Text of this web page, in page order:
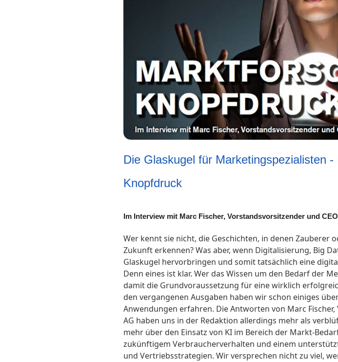
Die Glaskugel für Marketingspezialisten
Knopfdruck
Im Interview mit Marc Fischer, Vorstandsvorsitzender und
Wer kennt sie nicht, die Geschichten, in denen Zauberer
Zukunft erkennen? Was aber, wenn Digitalisierung, Big
Glaskugel hervorbringen und somit tatsächlich eine
Denn eines ist klar. Wer das Wissen um den Bedarf der
damit die Grundvoraussetzung für eine wirklich
den vergangenen Ausgaben haben wir schon einiges
Anwendungen erfahren. Die Antworten von Marc
AG haben uns in der Redaktion allerdings mehr als
mehr über den Einsatz von KI im Bereich der Markt-
zukünftigem Verbraucherverhalten und einem
und Vertriebsstrategien. Wir versprechen nicht zu viel,